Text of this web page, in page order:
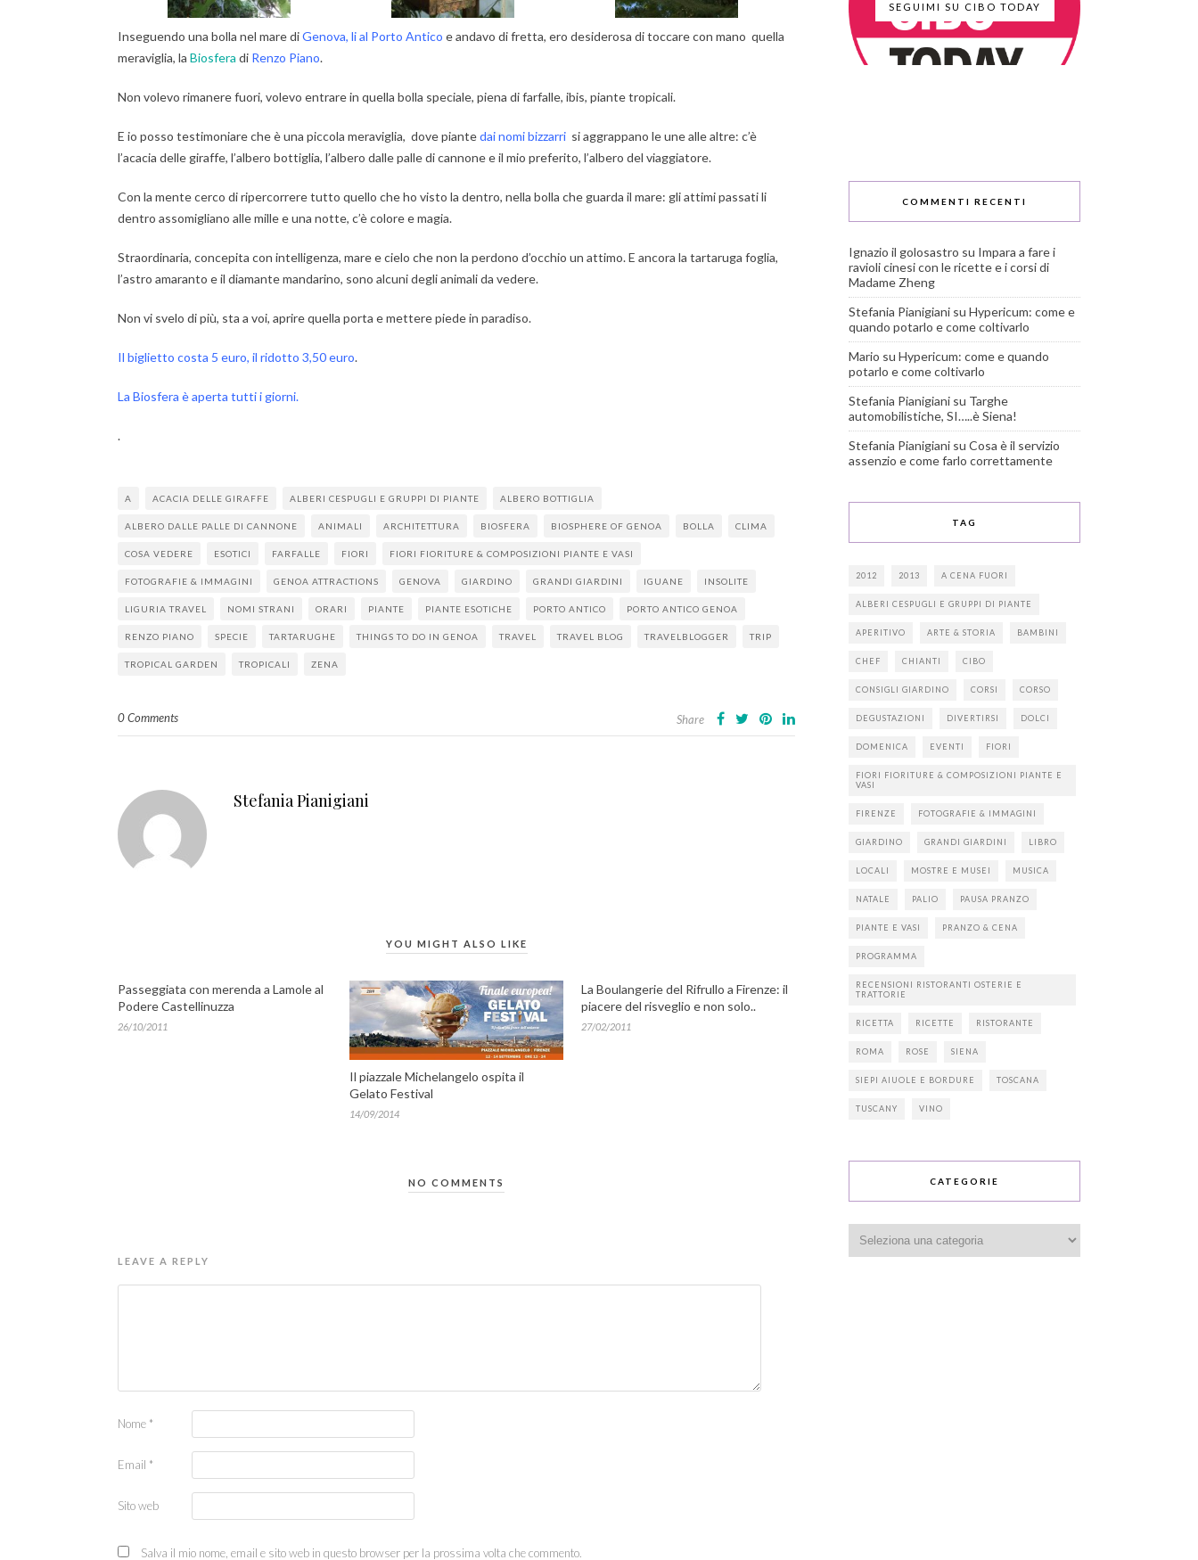
Inseguendo una bolla nel mare diGenova, li al Porto Antico e andavo di fretta, ero desiderosa di toccare con mano quella
meraviglia, la Biosfera di Renzo Piano.
Non volevo rimanere fuori, volevo entrare in quella bolla speciale, piena di farfalle, ibis, piante tropicali.
E io posso testimoniare che è una piccola meraviglia, dove piantedai nomi bizzarri si aggrappano le une alle altre: c’è
l’acacia delle giraffe, l’albero bottiglia, l’albero dalle palle di cannone e il mio preferito, l’albero del viaggiatore.
Con la mente cerco di ripercorrere tutto quello che ho visto la dentro, nella bolla che guarda il mare: gli attimi passati li
dentro assomigliano alle mille e una notte, c’è colore e magia.
Straordinaria, concepita con intelligenza, mare e cielo che non la perdono d’occhio un attimo. E ancora la tartaruga foglia,
l’astro amaranto e il diamante mandarino, sono alcuni degli animali da vedere.
Non vi svelo di più, sta a voi, aprire quella porta e mettere piede in paradiso.
Il biglietto costa 5 euro, il ridotto 3,50 euro.
La Biosfera è aperta tutti i giorni.
.
A ACACIA DELLE GIRAFFE ALBERI CESPUGLI E GRUPPI DI PIANTE ALBERO BOTTIGLIA
ALBERO DALLE PALLE DI CANNONE ANIMALI ARCHITETTURA BIOSFERA BIOSPHERE OF GENOA BOLLA CLIMA
COSA VEDERE ESOTICI FARFALLE FIORI FIORI FIORITURE & COMPOSIZIONI PIANTE E VASI
FOTOGRAFIE & IMMAGINI GENOA ATTRACTIONS GENOVA GIARDINO GRANDI GIARDINI IGUANE INSOLITE
LIGURIA TRAVEL NOMI STRANI ORARI PIANTE PIANTE ESOTICHE PORTO ANTICO PORTO ANTICO GENOA
RENZO PIANO SPECIE TARTARUGHE THINGS TO DO IN GENOA TRAVEL TRAVEL BLOG TRAVELBLOGGER TRIP
TROPICAL GARDEN TROPICALI ZENA
0 Comments Share
Stefania Pianigiani
YOU MIGHT ALSO LIKE
Passeggiata con merenda a Lamole al
Podere Castellinuzza
26/10/2011
Il piazzale Michelangelo ospita il
Gelato Festival
14/09/2014
La Boulangerie del Rifrullo a Firenze: il
piacere del risveglio e non solo..
27/02/2011
NO COMMENTS
LEAVE A REPLY
Nome *
Email *
Sito web
Salva il mio nome, email e sito web in questo browser per la prossima volta che commento.
SEGUIMI SU CIBO TODAY
COMMENTI RECENTI
Ignazio il golosastro su Impara a fare i
ravioli cinesi con le ricette e i corsi di
Madame Zheng
Stefania Pianigiani su Hypericum: come e
quando potarlo e come coltivarlo
Mario su Hypericum: come e quando
potarlo e come coltivarlo
Stefania Pianigiani su Targhe
automobilistiche, SI…..è Siena!
Stefania Pianigiani su Cosa è il servizio
assenzio e come farlo correttamente
TAG
2012 2013 A CENA FUORI
ALBERI CESPUGLI E GRUPPI DI PIANTE
APERITIVO ARTE & STORIA BAMBINI
CHEF CHIANTI CIBO
CONSIGLI GIARDINO CORSI CORSO
DEGUSTAZIONI DIVERTIRSI DOLCI
DOMENICA EVENTI FIORI
FIORI FIORITURE & COMPOSIZIONI PIANTE E
VASI
FIRENZE FOTOGRAFIE & IMMAGINI
GIARDINO GRANDI GIARDINI LIBRO
LOCALI MOSTRE E MUSEI MUSICA
NATALE PALIO PAUSA PRANZO
PIANTE E VASI PRANZO & CENA
PROGRAMMA
RECENSIONI RISTORANTI OSTERIE E
TRATTORIE
RICETTA RICETTE RISTORANTE
ROMA ROSE SIENA
SIEPI AIUOLE E BORDURE TOSCANA
TUSCANY VINO
CATEGORIE